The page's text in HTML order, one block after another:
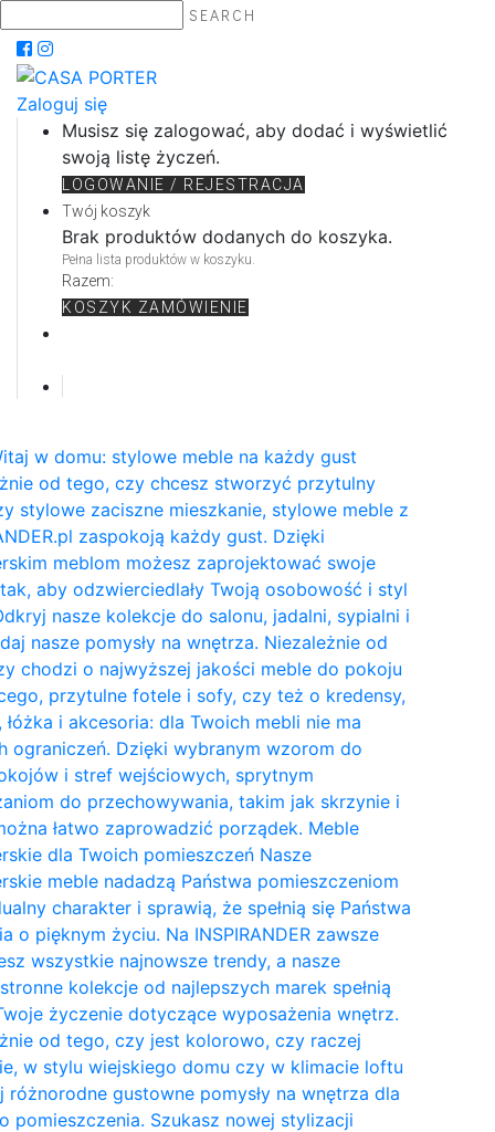
SEARCH
Zaloguj się
Musisz się zalogować, aby dodać i wyświetlić
swoją listę życzeń.
LOGOWANIE / REJESTRACJA
Twój koszyk
Brak produktów dodanych do koszyka.
Pełna lista produktów w koszyku.
Razem:
KOSZYK ZAMÓWIENIE
w domu: stylowe meble na każdy gust
od tego, czy chcesz stworzyć przytulny
stylowe zaciszne mieszkanie, stylowe meble z
zaspokoją każdy gust. Dzięki
meblom możesz zaprojektować swoje
aby odzwierciedlały Twoją osobowość i styl
nasze kolekcje do salonu, jadalni, sypialni i
nasze pomysły na wnętrza. Niezależnie od
chodzi o najwyższej jakości meble do pokoju
przytulne fotele i sofy, czy też o kredensy,
i akcesoria: dla Twoich mebli nie ma
ograniczeń. Dzięki wybranym wzorom do
i stref wejściowych, sprytnym
do przechowywania, takim jak skrzynie i
łatwo zaprowadzić porządek. Meble
dla Twoich pomieszczeń Nasze
meble nadadzą Państwa pomieszczeniom
charakter i sprawią, że spełnią się Państwa
o pięknym życiu. Na INSPIRANDER zawsze
wszystkie najnowsze trendy, a nasze
kolekcje od najlepszych marek spełnią
życzenie dotyczące wyposażenia wnętrz.
od tego, czy jest kolorowo, czy raczej
w stylu wiejskiego domu czy w klimacie loftu
różnorodne gustowne pomysły na wnętrza dla
pomieszczenia. Szukasz nowej stylizacji